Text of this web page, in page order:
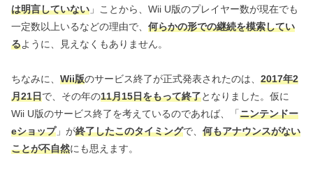
は明言していない 」ことから、Wii U版のプレイヤー数が現在でも
一定数以上いるなどの理由で、 何らかの形での継続を模索してい
るように、見えなくもありません。
ちなみに、 Wii版のサービス終了が正式発表されたのは、 2017年2
月21日で、その年の11月15日をもって終了となりました。仮に
Wii U版のサービス終了を考えているのであれば、「ニンテンドー
eショップ」が終了したこのタイミングで、 何もアナウンスがない
ことが不自然にも思えます。